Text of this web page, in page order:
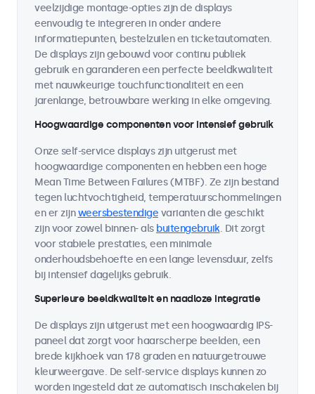
veelzijdige montage-opties zijn de displays
eenvoudig te integreren in onder andere
informatiepunten, bestelzuilen en ticketautomaten.
De displays zijn gebouwd voor continu publiek
gebruik en garanderen een perfecte beeldkwaliteit
met nauwkeurige touchfunctionaliteit en een
jarenlange, betrouwbare werking in elke omgeving.
Hoogwaardige componenten voor intensief gebruik
Onze self-service displays zijn uitgerust met
hoogwaardige componenten en hebben een hoge
Mean Time Between Failures (MTBF). Ze zijn bestand
tegen luchtvochtigheid, temperatuurschommelingen
en er zijnweersbestendige varianten die geschikt
zijn voor zowel binnen- als buitengebruik. Dit zorgt
voor stabiele prestaties, een minimale
onderhoudsbehoefte en een lange levensduur, zelfs
bij intensief dagelijks gebruik.
Superieure beeldkwaliteit en naadloze integratie
De displays zijn uitgerust met een hoogwaardig IPS-
paneel dat zorgt voor haarscherpe beelden, een
brede kijkhoek van 178 graden en natuurgetrouwe
kleurweergave. De self-service displays kunnen zo
worden ingesteld dat ze automatisch inschakelen bij